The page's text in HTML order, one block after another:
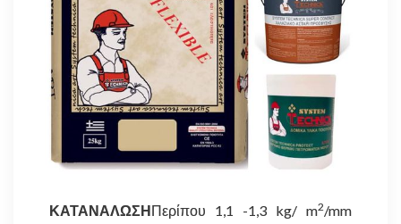
ΚΑΤΑΝΑΛΩΣΗΠερίπου 1,1 -1,3 kg/ m2/mm